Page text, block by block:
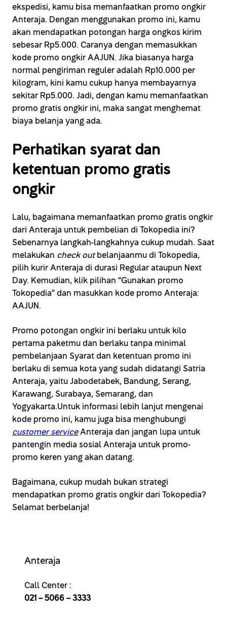
ekspedisi, kamu bisa memanfaatkan promo ongkir
Anteraja. Dengan menggunakan promo ini, kamu
akan mendapatkan potongan harga ongkos kirim
sebesar Rp5.000. Caranya dengan memasukkan
kode promo ongkir AAJUN. Jika biasanya harga
normal pengiriman reguler adalah Rp10.000 per
kilogram, kini kamu cukup hanya membayarnya
sekitar Rp5.000. Jadi, dengan kamu memanfaatkan
promo gratis ongkir ini, maka sangat menghemat
biaya belanja yang ada.
Perhatikan syarat dan
ketentuan promo gratis
ongkir
Lalu, bagaimana memanfaatkan promo gratis ongkir
dari Anteraja untuk pembelian di Tokopedia ini?
Sebenarnya langkah-langkahnya cukup mudah. Saat
melakukan check outbelanjaanmu di Tokopedia,
pilih kurir Anteraja di durasi Regular ataupun Next
Day. Kemudian, klik pilihan “Gunakan promo
Tokopedia” dan masukkan kode promo Anteraja:
AAJUN.
Promo potongan ongkir ini berlaku untuk kilo
pertama paketmu dan berlaku tanpa minimal
pembelanjaan Syarat dan ketentuan promo ini
berlaku di semua kota yang sudah didatangi Satria
Anteraja, yaitu Jabodetabek, Bandung, Serang,
Karawang, Surabaya, Semarang, dan
Yogyakarta.Untuk informasi lebih lanjut mengenai
kode promo ini, kamu juga bisa menghubungi
customer serviceAnteraja dan jangan lupa untuk
pantengin media sosial Anteraja untuk promo-
promo keren yang akan datang.
Bagaimana, cukup mudah bukan strategi
mendapatkan promo gratis ongkir dari Tokopedia?
Selamat berbelanja!
Anteraja
Call Center :
021 – 5066 – 3333